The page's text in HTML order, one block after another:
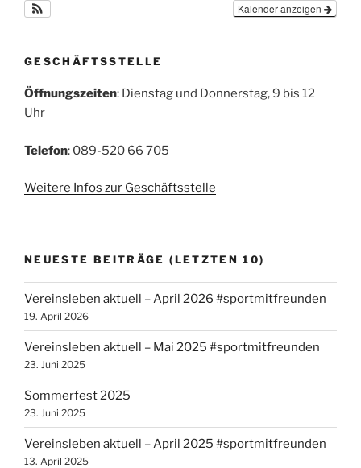
Kalender anzeigen
GESCHÄFTSSTELLE
Öffnungszeiten: Dienstag und Donnerstag, 9 bis 12
Uhr
Telefon: 089-520 66 705
Weitere Infos zur Geschäftsstelle
NEUESTE BEITRÄGE (LETZTEN 10)
Vereinsleben aktuell – April 2026 #sportmitfreunden
19. April 2026
Vereinsleben aktuell – Mai 2025 #sportmitfreunden
23. Juni 2025
Sommerfest 2025
23. Juni 2025
Vereinsleben aktuell – April 2025 #sportmitfreunden
13. April 2025